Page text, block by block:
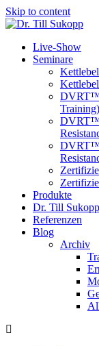
Skip to content
Live-Show
Seminare
Training)
Produkte
Dr. Till Sukopp
Referenzen
Blog
Archiv